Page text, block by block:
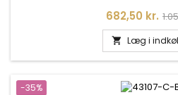
Pris
682,50 kr.
 Læg i
-35%